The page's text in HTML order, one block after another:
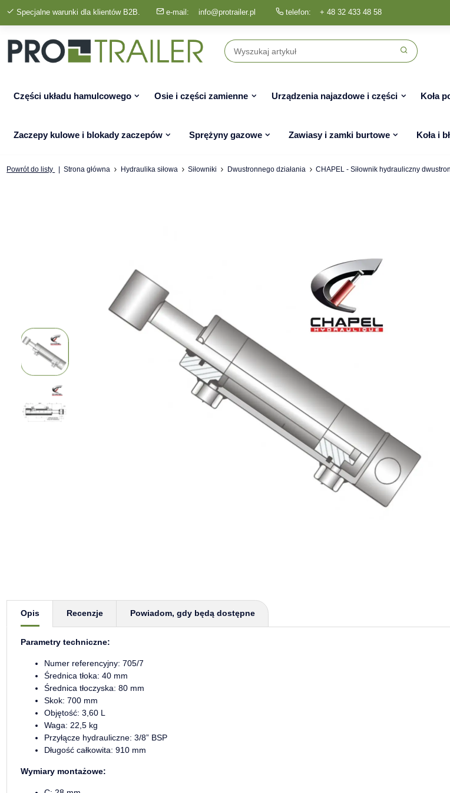
Specjalne warunki dla klientów B2B. e-mail: info@protrailer.pl telefon: + 48 32 433 48 58
Części układu hamulcowego Osie i części zamienne Urządzenia najazdowe i części Koła
Zaczepy kulowe i blokady zaczepów Sprężyny gazowe Zawiasy i zamki burtowe Koła i
Powrót do listy Strona główna Hydraulika siłowa Siłowniki Dwustronnego działania CHAPEL - Siłownik hydrauliczny
Opis
Recenzje Powiadom, gdy będą dostępne
Parametry techniczne:
Numer referencyjny: 705/7
Średnica tłoka: 40 mm
Średnica tłoczyska: 80 mm
Skok: 700 mm
Objętość: 3,60 L
Waga: 22,5 kg
Przyłącze hydrauliczne: 3/8” BSP
Długość całkowita: 910 mm
Wymiary montażowe: